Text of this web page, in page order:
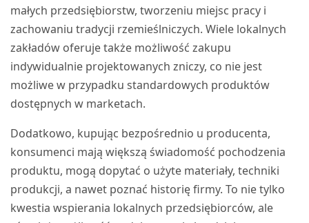
małych przedsiębiorstw, tworzeniu miejsc pracy i
zachowaniu tradycji rzemieślniczych. Wiele lokalnych
zakładów oferuje także możliwość zakupu
indywidualnie projektowanych zniczy, co nie jest
możliwe w przypadku standardowych produktów
dostępnych w marketach.
Dodatkowo, kupując bezpośrednio u producenta,
konsumenci mają większą świadomość pochodzenia
produktu, mogą dopytać o użyte materiały, techniki
produkcji, a nawet poznać historię firmy. To nie tylko
kwestia wspierania lokalnych przedsiębiorców, ale